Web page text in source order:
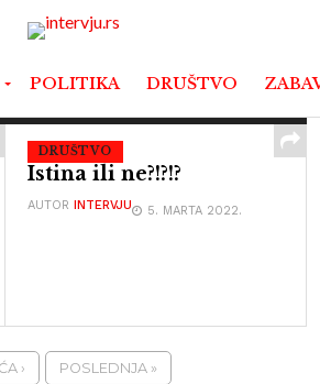
POLITIKA DRUŠTVO
DRUŠTVO
Istina ili ne?!?!?
AUTORINTERVJU 5. MARTA 2022.
› POSLEDNJA »